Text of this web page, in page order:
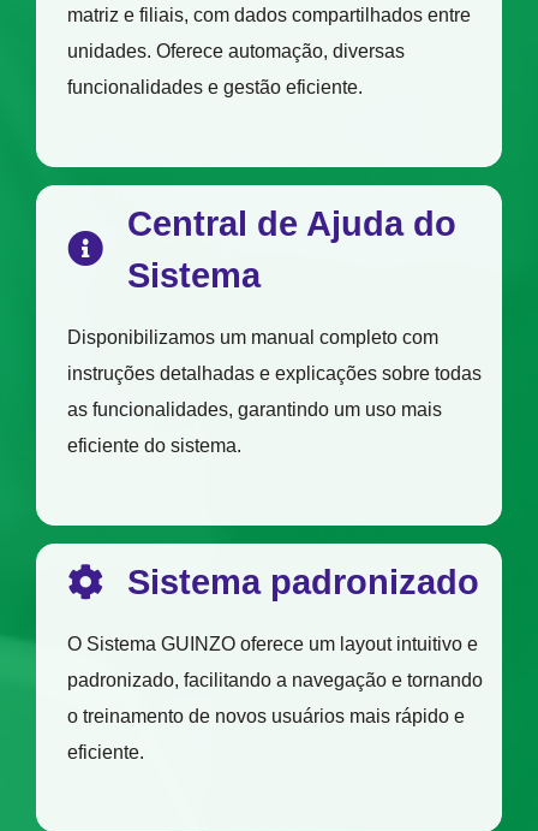
matriz e filiais, com dados compartilhados entre
unidades. Oferece automação, diversas
funcionalidades e gestão eficiente.
Central de Ajuda do
Sistema
Disponibilizamos um manual completo com
instruções detalhadas e explicações sobre todas
as funcionalidades, garantindo um uso mais
eficiente do sistema.
Sistema padronizado
O Sistema GUINZO oferece um layout intuitivo e
padronizado, facilitando a navegação e tornando
o treinamento de novos usuários mais rápido e
eficiente.